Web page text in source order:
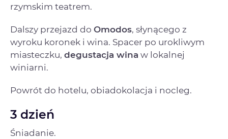
rzymskim teatrem.
Dalszy przejazd do Omodos, słynącego z
wyroku koronek i wina. Spacer po urokliwym
miasteczku, degustacja wina w lokalnej
winiarni.
Powrót do hotelu, obiadokolacja i nocleg.
3 dzień
Śniadanie.